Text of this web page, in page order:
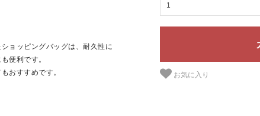
お気に入り
ョッピングバッグは、耐久性に
便利です。
おすすめです。